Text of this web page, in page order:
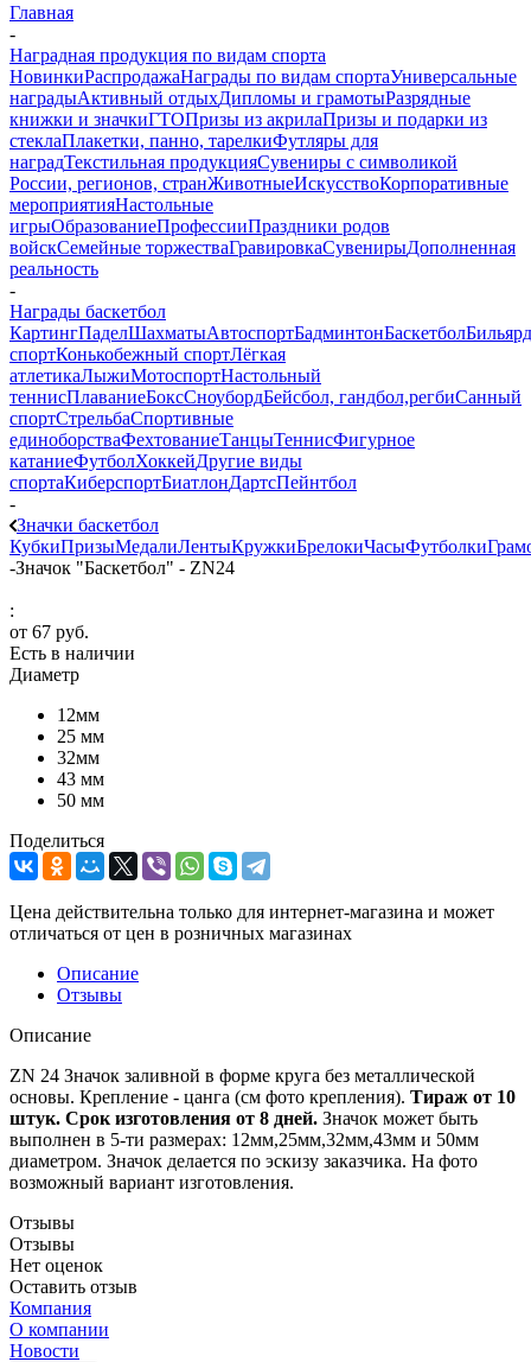
Главная
-
Наградная продукция по видам спорта
НовинкиРаспродажаНаграды по видам спортаУниверсальные
наградыАктивный отдыхДипломы и грамотыРазрядные
книжки и значкиГТОПризы из акрилаПризы и подарки из
стеклаПлакетки, панно, тарелкиФутляры для
наградТекстильная продукцияСувениры с символикой
России, регионов, странЖивотныеИскусствоКорпоративные
мероприятияНастольные
игрыОбразованиеПрофессииПраздники родов
войскСемейные торжестваГравировкаСувенирыДополненная
реальность
-
Награды баскетбол
КартингПаделШахматыАвтоспортБадминтонБаскетболБильярд
спортКонькобежный спортЛёгкая
атлетикаЛыжиМотоспортНастольный
теннисПлаваниеБоксСноубордБейсбол, гандбол,регбиСанный
спортСтрельбаСпортивные
единоборстваФехтованиеТанцыТеннисФигурное
катаниеФутболХоккейДругие виды
спортаКиберспортБиатлонДартсПейнтбол
-
Значки баскетбол
КубкиПризыМедалиЛентыКружкиБрелокиЧасыФутболки
-Значок "Баскетбол" - ZN24
:
от 67 руб.
Есть в наличии
Диаметр
12мм
25 мм
32мм
43 мм
50 мм
Поделиться
Цена действительна только для интернет-магазина и может
отличаться от цен в розничных магазинах
Описание
Отзывы
Описание
ZN 24 Значок заливной в форме круга без металлической
основы. Крепление - цанга (см фото крепления). Тираж от 10
штук. Срок изготовления от 8 дней. Значок может быть
выполнен в 5-ти размерах: 12мм,25мм,32мм,43мм и 50мм
диаметром. Значок делается по эскизу заказчика. На фото
возможный вариант изготовления.
Отзывы
Отзывы
Нет оценок
Оставить отзыв
Компания
О компании
Новости